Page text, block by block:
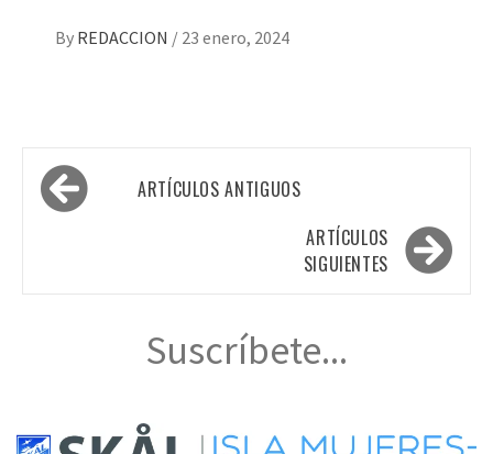
By REDACCION / 23 enero, 2024
Navegación
de
ARTÍCULOS ANTIGUOS
ARTÍCULOS
SIGUIENTES
Suscríbete...